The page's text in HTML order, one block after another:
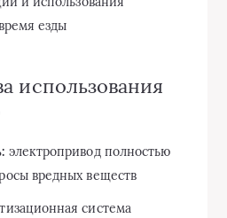
езды
использования
электропривод полностью
вредных веществ
система